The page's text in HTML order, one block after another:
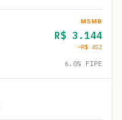
MSMB
R$ 3.144
−R$ 452
6.0% FIPE